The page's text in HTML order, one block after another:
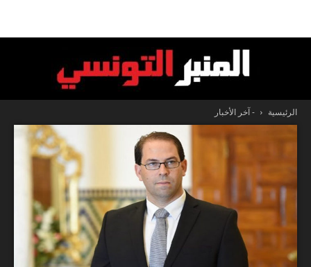
المنبر
التونسي
الرئيسية - آخر الأخبار